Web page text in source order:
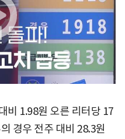
비 1.98원 오른 리터당 17
경우 전주 대비 28.3원